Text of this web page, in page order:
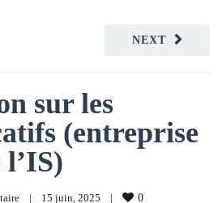
NEXT
sur les
(entreprise
| 15 juin, 2025 | 0